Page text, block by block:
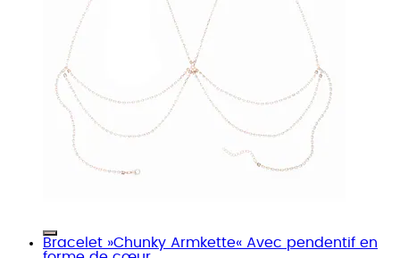
Bracelet »Chunky Armkette« Avec pendentif en